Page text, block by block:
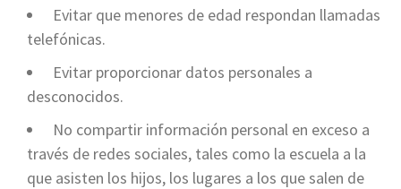
⁠ ⁠Evitar que menores de edad respondan llamadas
telefónicas.
⁠ ⁠Evitar proporcionar datos personales a
desconocidos.
⁠ ⁠No compartir información personal en exceso a
través de redes sociales, tales como la escuela a la
que asisten los hijos, los lugares a los que salen de